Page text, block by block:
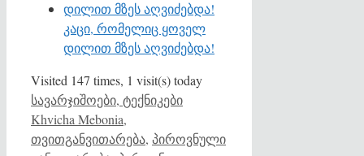
კაცი, რომელიც ყოველ
დილით მზეს აღვიძებდა!
Visited 147 times, 1 visit(s) today
Categories
სავარჯიშოები, ტექნიკებიTags
Khvicha Mebonia,
თვითგანვითარება, პიროვნული